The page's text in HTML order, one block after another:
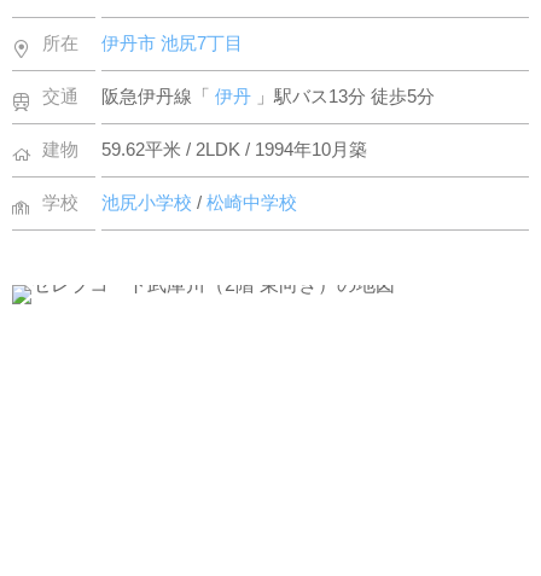
所在 伊丹市池尻7丁目
交通 阪急伊丹線「伊丹 」駅バス13分 徒歩5分
建物 59.62平米 / 2LDK / 1994年10月築
学校 池尻小学校/松崎中学校